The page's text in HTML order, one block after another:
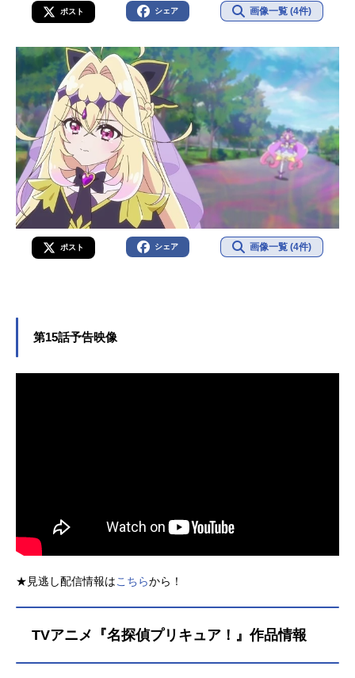
ポスト シェア 画像一覧 (4件)
ポスト シェア 画像一覧 (4件)
第15話予告映像
★見逃し配信情報はこちらから！
TVアニメ『名探偵プリキュア！』作品情報